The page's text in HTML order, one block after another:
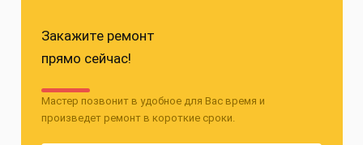
Закажите ремонт
прямо сейчас!
Мастер позвонит в удобное для Вас время и
произведет ремонт в короткие сроки.